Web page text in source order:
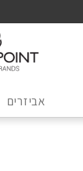
אביזרים